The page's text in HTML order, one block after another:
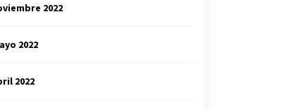
2022
2022
2022